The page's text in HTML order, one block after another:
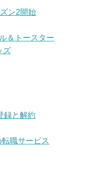
ン2開始
＆トースター
ズ
録と解約
職サービス